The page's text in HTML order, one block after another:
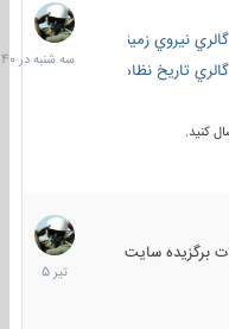
نيروي زميني
تاریخ نظامی
سه
شنبه
در
سایت
16
تیر
1405